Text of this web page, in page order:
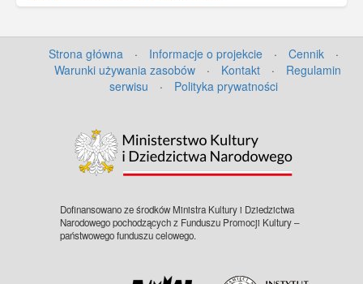
Strona główna · Informacje o projekcie · Cennik
·
Warunki używania zasobów
· Kontakt ·
Regulamin
serwisu
· Polityka prywatności
Dofinansowano ze środków Ministra Kultury i Dziedzictwa
Narodowego pochodzących z Funduszu Promocji Kultury –
państwowego funduszu celowego.